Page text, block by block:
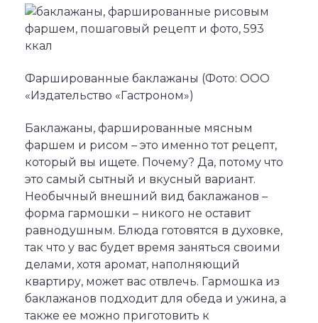
Фаршированные баклажаны (Фото: ООО
«Издательство «Гастроном»)
Баклажаны, фаршированные мясным
фаршем и рисом – это именно тот рецепт,
который вы ищете. Почему? Да, потому что
это самый сытный и вкусный вариант.
Необычный внешний вид баклажанов –
форма гармошки – никого не оставит
равнодушным. Блюда готовятся в духовке,
так что у вас будет время заняться своими
делами, хотя аромат, наполняющий
квартиру, может вас отвлечь. Гармошка из
баклажанов подходит для обеда и ужина, а
также ее можно приготовить к